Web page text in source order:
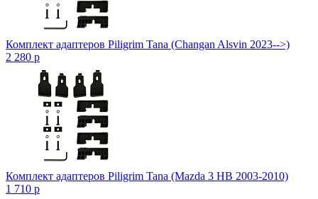
Комплект адаптеров Piligrim Tana (Changan Alsvin 2023-->)
2 280 p
Комплект адаптеров Piligrim Tana (Mazda 3 HB 2003-2010)
1 710 p